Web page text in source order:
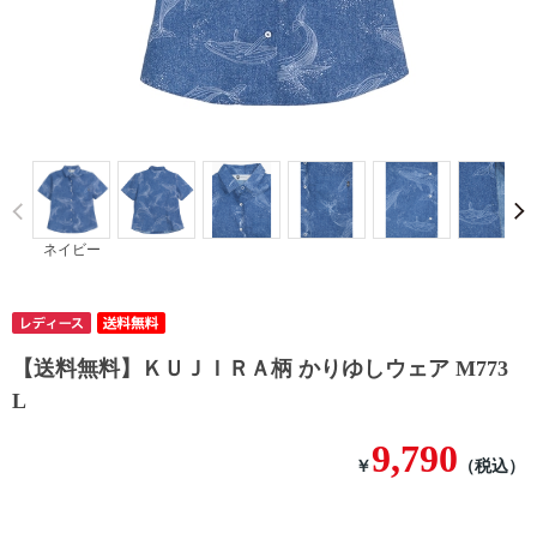
ネイビー
Prev
【送料無料】ＫＵＪＩＲＡ柄 かりゆしウェア M773
L
￥9,790 （税込）